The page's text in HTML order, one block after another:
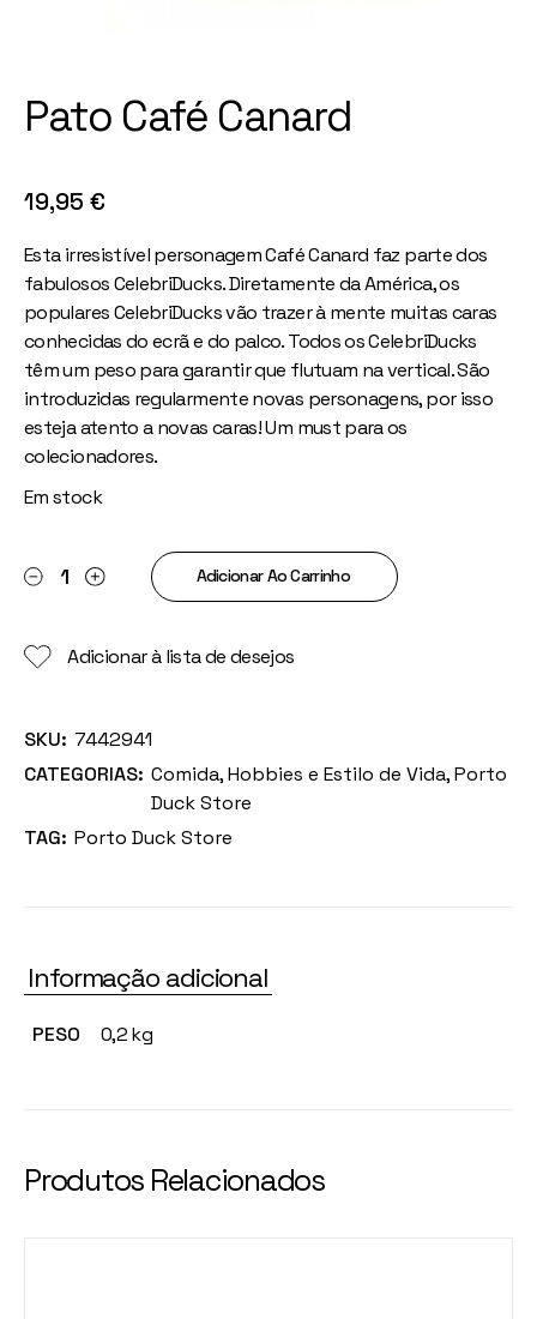
Pato Café Canard
19,95 €
Esta irresistível personagem Café Canard faz parte dos
fabulosos CelebriDucks. Diretamente da América, os
populares CelebriDucks vão trazer à mente muitas caras
conhecidas do ecrã e do palco. Todos os CelebriDucks
têm um peso para garantir que flutuam na vertical. São
introduzidas regularmente novas personagens, por isso
esteja atento a novas caras! Um must para os
colecionadores.
Em stock
Pato Café Canard quantityAdicionar Ao Carrinho
Adicionar à lista de desejos
SKU: 7442941
CATEGORIAS: Comida,Hobbies e Estilo de Vida,Porto
Duck Store
TAG: Porto Duck Store
Informação adicional
PESO 0,2 kg
Produtos Relacionados